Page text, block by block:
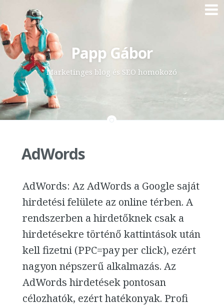
Skip
to
content
Papp Gábor
Marketinges blog és SEO homokozó
AdWords
AdWords: Az AdWords a Google saját
hirdetési felülete az online térben. A
rendszerben a hirdetőknek csak a
hirdetésekre történő kattintások után
kell fizetni (PPC=pay per click), ezért
nagyon népszerű alkalmazás. Az
AdWords hirdetések pontosan
célozhatók, ezért hatékonyak. Profi